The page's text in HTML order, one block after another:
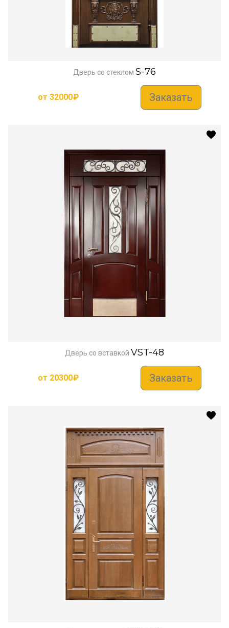
Дверь со стеклом S-76
от 32000₽ Заказать
Дверь со вставкой VST-48
от 20300₽ Заказать